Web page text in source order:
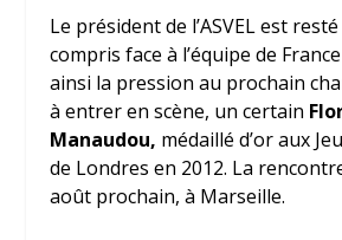
Le président de l’ASVEL est
compris face à l’équipe de
ainsi la pression au prochain
à entrer en scène, un certain
Manaudou, médaillé d’or aux
de Londres en 2012. La
août prochain, à Marseille.